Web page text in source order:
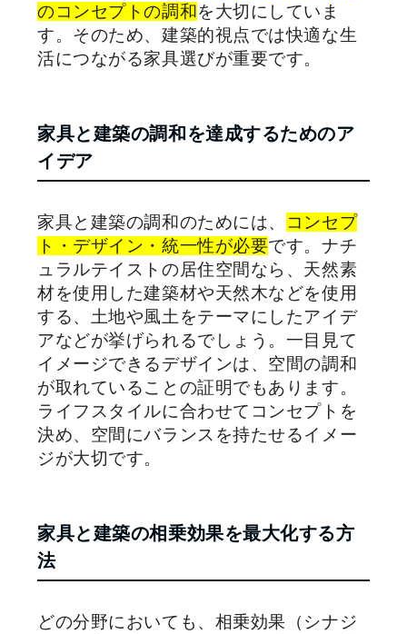
のコンセプトの調和を大切にしていま
す。そのため、建築的視点では快適な生
活につながる家具選びが重要です。
家具と建築の調和を達成するためのア
イデア
家具と建築の調和のためには、
コンセプ
ト・デザイン・統一性が必要です。ナチ
ュラルテイストの居住空間なら、天然素
材を使用した建築材や天然木などを使用
する、土地や風土をテーマにしたアイデ
アなどが挙げられるでしょう。一目見て
イメージできるデザインは、空間の調和
が取れていることの証明でもあります。
ライフスタイルに合わせてコンセプトを
決め、空間にバランスを持たせるイメー
ジが大切です。
家具と建築の相乗効果を最大化する方
法
どの分野においても、相乗効果（シナジ